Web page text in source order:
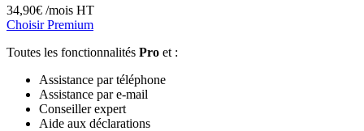
34,90€ /mois HT
Choisir Premium
Toutes les fonctionnalités Pro et :
Assistance par téléphone
Assistance par e-mail
Conseiller expert
Aide aux déclarations